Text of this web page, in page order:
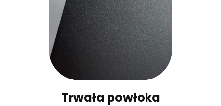
Trwała powłoka